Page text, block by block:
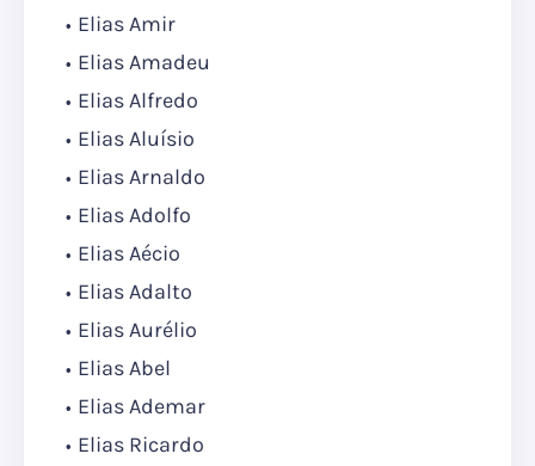
Elias Amir
Elias Amadeu
Elias Alfredo
Elias Aluísio
Elias Arnaldo
Elias Adolfo
Elias Aécio
Elias Adalto
Elias Aurélio
Elias Abel
Elias Ademar
Elias Ricardo